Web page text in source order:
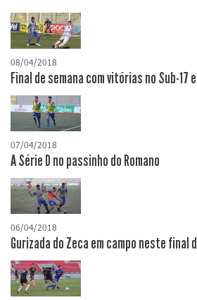
08/04/2018
Final de semana com vitórias no Sub-17
07/04/2018
A Série D no passinho do Romano
06/04/2018
Gurizada do Zeca em campo neste final